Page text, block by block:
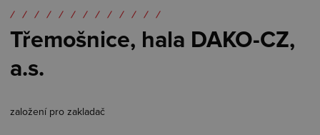
Třemošnice, hala DAKO-CZ,
a.s.
založení pro zakladač